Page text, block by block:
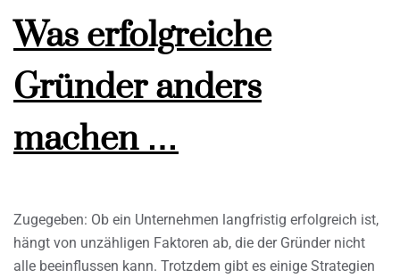
Was erfolgreiche
Gründer anders
machen …
Zugegeben: Ob ein Unternehmen langfristig erfolgreich ist,
hängt von unzähligen Faktoren ab, die der Gründer nicht
alle beeinflussen kann. Trotzdem gibt es einige Strategien